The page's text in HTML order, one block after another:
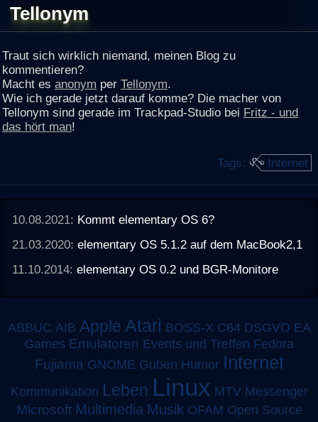
Tellonym
Traut sich wirklich niemand, meinen Blog zu
kommentieren?
Macht es anonym per Tellonym.
Wie ich gerade jetzt darauf komme? Die macher von
Tellonym sind gerade im Trackpad-Studio bei Fritz - und
das hört man!
Tags: Internet
10.08.2021: Kommt elementary OS 6?
21.03.2020:elementary OS 5.1.2 auf dem MacBook2,1
11.10.2014:elementary OS 0.2 und BGR-Monitore
ABBUC AIB Apple Atari BOSS-X C64 DSGVO EA
Games Emulatoren Events und Treffen Fedora
Fujiama GNOME Guben Humor Internet
Kommunikation Leben Linux MTV Messenger
Microsoft Multimedia Musik OFAM Open Source